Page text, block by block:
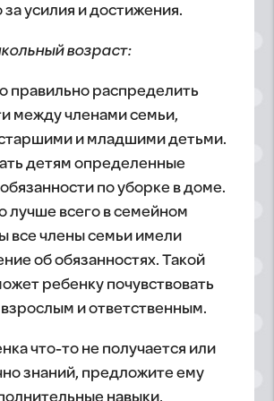
за усилия и достижения.
возраст:
правильно распределить
между членами семьи,
и младшими детьми.
детям определенные
по уборке в доме.
лучше всего в семейном
все члены семьи имели
об обязанностях. Такой
ребенку почувствовать
и ответственным.
что-то не получается или
знаний, предложите ему